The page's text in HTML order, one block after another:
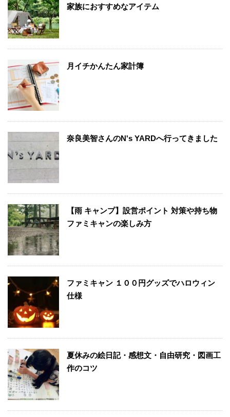
家族におすすめなアイテム
月イチかんたん家計簿
奈良美智さんのN's YARDへ行ってきました
【雨 キャンプ】設営ポイント 対策や持ち物
ファミキャンの楽しみ方
ファミキャン １００円グッズでハロウィン
仕様
夏休みの絵日記・感想文・自由研究・図画工
作のコツ